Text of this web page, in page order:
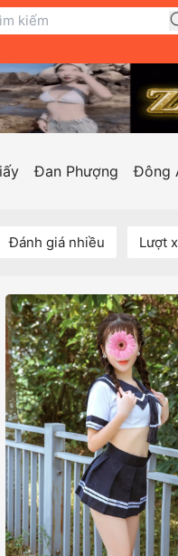
Đan Phượng Đông
Đánh giá nhiều Lượt